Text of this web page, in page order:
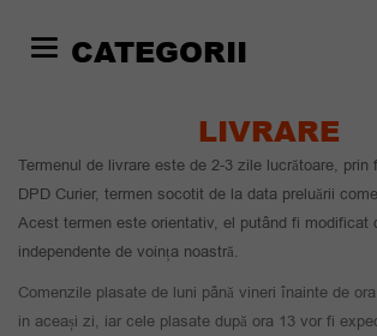
Categories
CATEGORII
LIVRARE
Termenul de livrare este de 2-3 zile lucrătoare, prin
DPD Curier, termen socotit de la data preluării
Acest termen este orientativ, el putând fi modificat
independente de voința noastră.
Comenzile plasate de luni până vineri înainte de
in aceași zi, iar cele plasate după ora 13 vor fi